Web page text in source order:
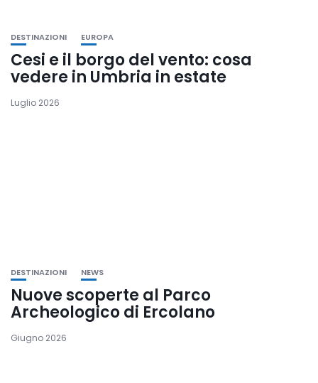
DESTINAZIONI EUROPA
Cesi e il borgo del vento: cosa
vedere in Umbria in estate
Luglio 2026
DESTINAZIONI NEWS
Nuove scoperte al Parco
Archeologico di Ercolano
Giugno 2026